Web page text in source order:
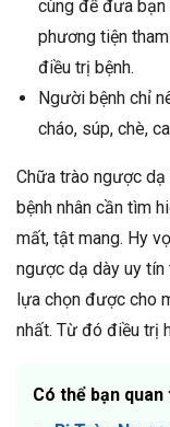
cùng để đưa
phương tiện
điều trị bệnh.
Người bệnh chỉ
cháo, súp, chè,
Chữa trào ngược
bệnh nhân cần tìm
mất, tật mang. Hy
ngược dạ dày uy
lựa chọn được cho
nhất. Từ đó điều trị
Có thể bạn quan